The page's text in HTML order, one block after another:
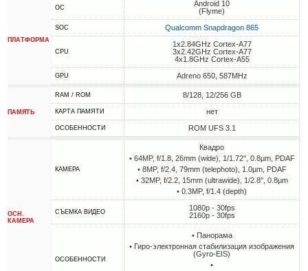
ПЛАТФОРМА
ОС
Android 10
(Flyme)
SOC Qualcomm Snapdragon 865
CPU
1x2.84GHz Cortex-A77
3x2.42GHz Cortex-A77
4x1.8GHz Cortex-A55
GPU Adreno 650, 587MHz
ПАМЯТЬ
RAM / ROM 8/128, 12/256 GB
КАРТА ПАМЯТИ нет
ОСОБЕННОСТИ ROM UFS 3.1
ОСН.
КАМЕРА
КАМЕРА
Квадро
• 64MP, f/1.8, 26mm (wide), 1/1.72", 0.8µm, PDAF
• 8MP, f/2.4, 79mm (telephoto), 1.0µm, PDAF
• 32MP, f/2.2, 15mm (ultrawide), 1/2.8", 0.8µm
• 0.3MP, f/1.4 (depth)
СЪЕМКА ВИДЕО
1080p - 30fps
2160p - 30fps
ОСОБЕННОСТИ
• Панорама
• Гиро-электронная стабилизация изображения
(Gyro-EIS)
•